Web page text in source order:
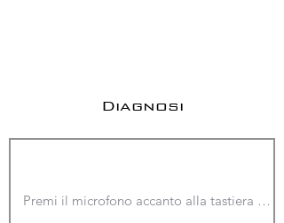
Diagnosi